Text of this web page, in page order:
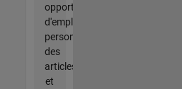
opportunités
d'emploi
personnalisées,
des
articles
et